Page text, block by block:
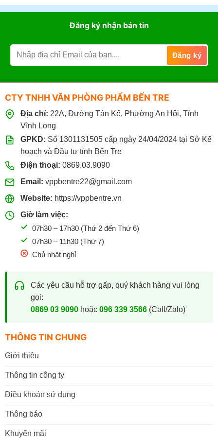
Đăng ký nhận bản tin
CTY TNHH VĂN PHÒNG PHẨM BẾN TRE
Địa chỉ: 22A, Đường Tán Kế, Phường An Hội, Tỉnh
Vĩnh Long
GPKD: Số 1301131505 cấp ngày 24/04/2024 tại Sở Kế
hoạch và Đầu tư tỉnh Bến Tre
Điện thoại: 0869.03.9090
Email: vppbentre22@gmail.com
Website: https://vppbentre.vn
Giờ làm việc:
07h30 – 17h30 (Thứ 2 đến Thứ 6)
07h30 – 11h30 (Thứ 7)
Chủ nhật nghỉ
Các yêu cầu hỗ trợ gấp, quý khách hàng vui lòng
gọi:
0869 03 9090hoặc 096 339 3566(Call/Zalo)
THÔNG TIN CHUNG
Giới thiệu
Thông tin công ty
Điều khoản sử dụng
Thông báo
Khuyến mãi